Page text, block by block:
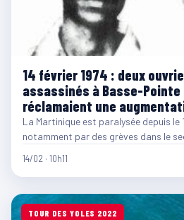
14 février 1974 : deux
assassinés à Basse-Pointe
réclamaient une
La Martinique est paralysée depuis le
notamment par des grèves dans le
14/02 · 10h11
TOUR DES YOLES 2022